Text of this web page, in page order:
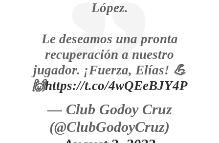
López.
Le deseamos una pronta
recuperación a nuestro
jugador. ¡Fuerza, Elías! 💪
🙌https://t.co/4wQEeBJY4P
— Club Godoy Cruz
(@ClubGodoyCruz)